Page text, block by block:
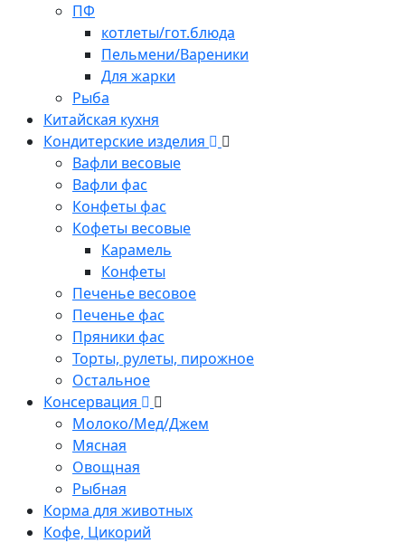
ПФ
котлеты/гот.блюда
Пельмени/Вареники
Для жарки
Рыба
Китайская кухня
Кондитерские изделия
Вафли весовые
Вафли фас
Конфеты фас
Кофеты весовые
Карамель
Конфеты
Печенье весовое
Печенье фас
Пряники фас
Торты, рулеты, пирожное
Остальное
Консервация
Молоко/Мед/Джем
Мясная
Овощная
Рыбная
Корма для животных
Кофе, Цикорий